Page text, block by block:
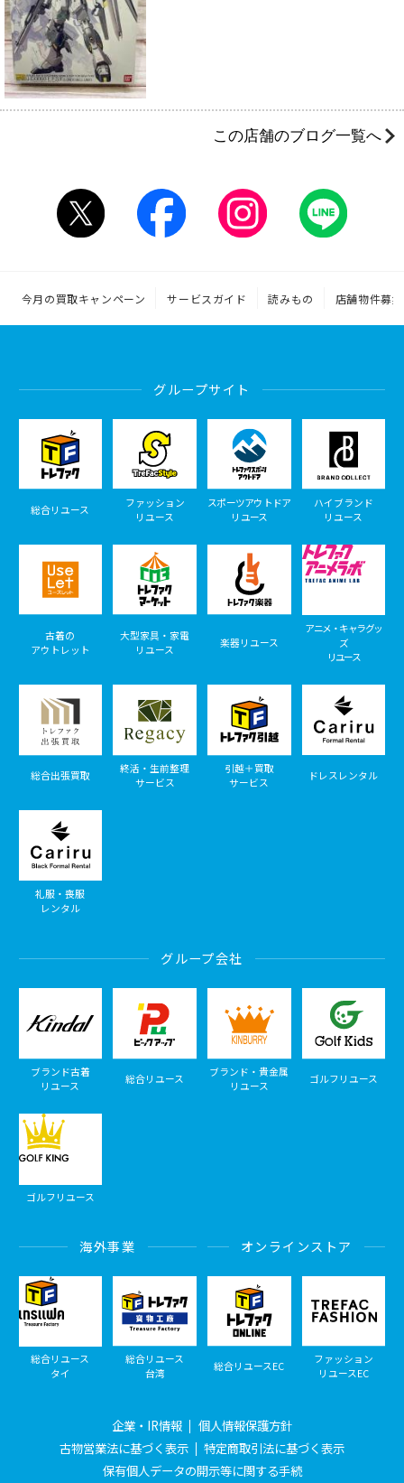
この店舗のブログ一覧へ
今月の買取キャンペーン サービスガイド 読みもの 店舗物件募集
グループサイト
総合リユース
ファッション
リユース
スポーツアウトドア
リユース
ハイブランド
リユース
古着の
アウトレット
大型家具・家電
リユース
楽器リユース
アニメ・キャラグッ
ズ
リユース
総合出張買取
終活・生前整理
サービス
引越＋買取
サービス
ドレスレンタル
礼服・喪服
レンタル
グループ会社
ブランド古着
リユース
総合リユース
ブランド・貴金属
リユース
ゴルフリユース
ゴルフリユース
海外事業
総合リユース
タイ
総合リユース
台湾
オンラインストア
総合リユースEC
ファッション
リユースEC
企業・IR情報
個人情報保護方針
古物営業法に基づく表示
特定商取引法に基づく表示
保有個人データの開示等に関する手続